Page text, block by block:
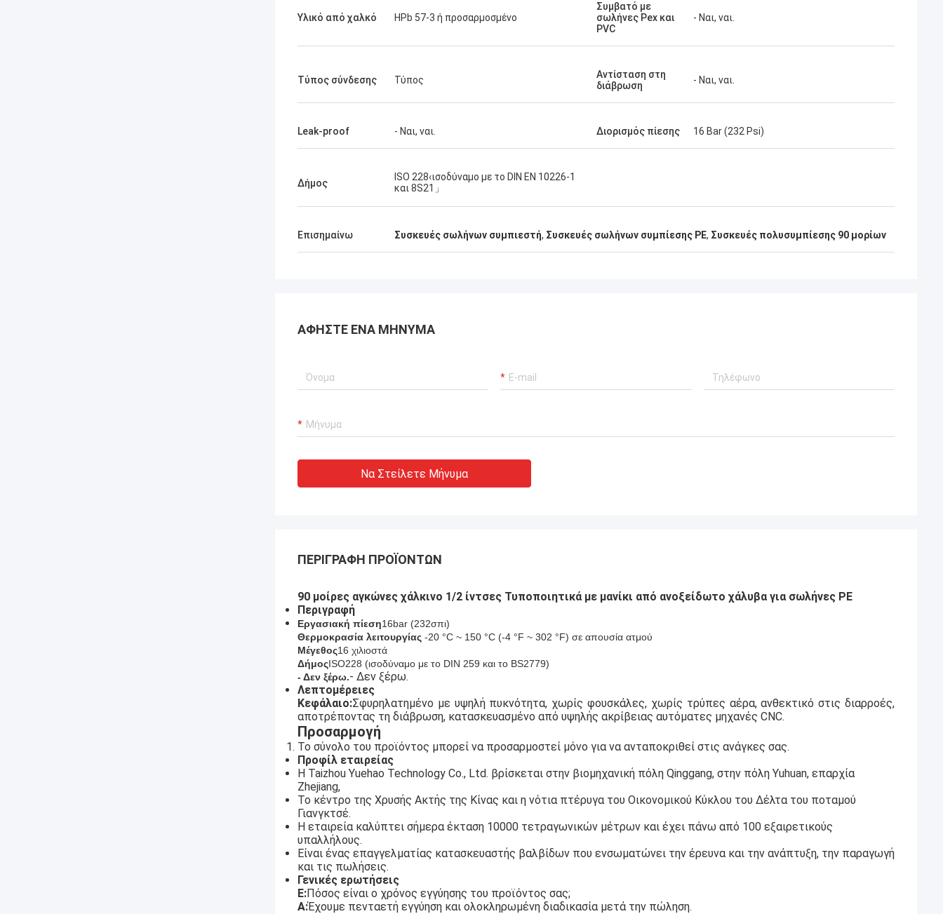
Υλικό από χαλκό HPb 57-3 ή προσαρμοσμένο
Συμβατό με
σωλήνες Pex και
PVC
- Ναι, ναι.
Τύπος σύνδεσης Τύπος
Αντίσταση στη
διάβρωση
- Ναι, ναι.
Leak-proof - Ναι, ναι. Διορισμός πίεσης 16 Bar (232 Psi)
Δήμος
ISO 228‹ισοδύναμο με το DIN EN 10226-1
και 8S21」
Επισημαίνω Συσκευές σωλήνων συμπιεστή, Συσκευές σωλήνων συμπίεσης PE, Συσκευές πολυσυμπίεσης 90 μορίων
ΑΦΉΣΤΕ ΈΝΑ ΜΉΝΥΜΑ
Να Στείλετε Μήνυμα
ΠΕΡΙΓΡΑΦΉ ΠΡΟΪΌΝΤΩΝ
90 μοίρες αγκώνες χάλκινο 1/2 ίντσες Τυποποιητικά με μανίκι από ανοξείδωτο χάλυβα για σωλήνες PE
Περιγραφή
Εργασιακή πίεση16bar (232σπι)
Θερμοκρασία λειτουργίας -20 °C ~ 150 °C (-4 °F ~ 302 °F) σε απουσία ατμού
Μέγεθος16 χιλιοστά
ΔήμοςISO228 (ισοδύναμο με το DIN 259 και το BS2779)
- Δεν ξέρω.- Δεν ξέρω.
Λεπτομέρειες
Κεφάλαιο:Σφυρηλατημένο με υψηλή πυκνότητα, χωρίς φουσκάλες, χωρίς τρύπες αέρα, ανθεκτικό στις διαρροές,
αποτρέποντας τη διάβρωση, κατασκευασμένο από υψηλής ακρίβειας αυτόματες μηχανές CNC.
Προσαρμογή
Το σύνολο του προϊόντος μπορεί να προσαρμοστεί μόνο για να ανταποκριθεί στις ανάγκες σας.
Προφίλ εταιρείας
Η Taizhou Yuehao Technology Co., Ltd. βρίσκεται στην βιομηχανική πόλη Qinggang, στην πόλη Yuhuan, επαρχία
Zhejiang,
Το κέντρο της Χρυσής Ακτής της Κίνας και η νότια πτέρυγα του Οικονομικού Κύκλου του Δέλτα του ποταμού
Γιανγκτσέ.
Η εταιρεία καλύπτει σήμερα έκταση 10000 τετραγωνικών μέτρων και έχει πάνω από 100 εξαιρετικούς
υπαλλήλους.
Είναι ένας επαγγελματίας κατασκευαστής βαλβίδων που ενσωματώνει την έρευνα και την ανάπτυξη, την παραγωγή
και τις πωλήσεις.
Γενικές ερωτήσεις
Ε:Πόσος είναι ο χρόνος εγγύησης του προϊόντος σας;
Α:Έχουμε πενταετή εγγύηση και ολοκληρωμένη διαδικασία μετά την πώληση.